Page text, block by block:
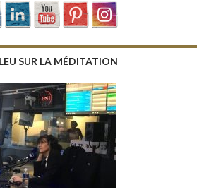
SUR LA MÉDITATION